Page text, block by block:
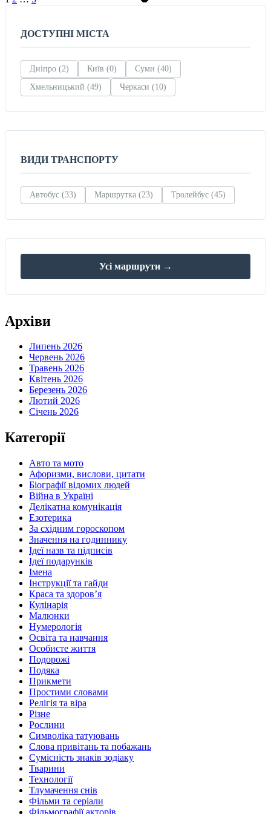
ДОСТУПНІ МІСТА
Дніпро (2) Київ (0)
Суми (40)
Хмельницький (49)
Черкаси (10)
ВИДИ ТРАНСПОРТУ
Автобус (33) Маршрутка (23) Тролейбус (45)
Усі маршрути →
Архіви
Липень 2026
Червень 2026
Травень 2026
Квітень 2026
Березень 2026
Лютий 2026
Січень 2026
Категорії
Авто та мото
Афоризми, вислови, цитати
Біографії відомих людей
Війна в Україні
Делікатна комунікація
Езотерика
За східним гороскопом
Значення на годиннику
Ідеї назв та підписів
Ідеї подарунків
Імена
Інструкції та гайди
Краса та здоровʼя
Кулінарія
Малюнки
Нумерологія
Освіта та навчання
Особисте життя
Подорожі
Подяка
Прикмети
Простими словами
Релігія та віра
Різне
Рослини
Символіка татуювань
Слова привітань та побажань
Сумісність знаків зодіаку
Тварини
Технології
Тлумачення снів
Фільми та серіали